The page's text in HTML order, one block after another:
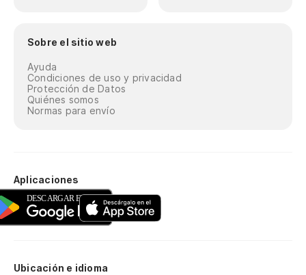
Sobre el sitio web
Ayuda
Condiciones de uso y privacidad
Protección de Datos
Quiénes somos
Normas para envío
Aplicaciones
Ubicación e idioma